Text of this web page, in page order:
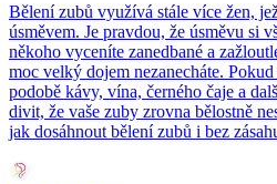
Bělení zubů využívá stále více žen,
úsměvem. Je pravdou, že úsměvu si
někoho vyceníte zanedbané a
moc velký dojem nezanecháte.
podobě kávy, vína, černého čaje a
divit, že vaše zuby zrovna bělostně
jak dosáhnout bělení zubů i bez